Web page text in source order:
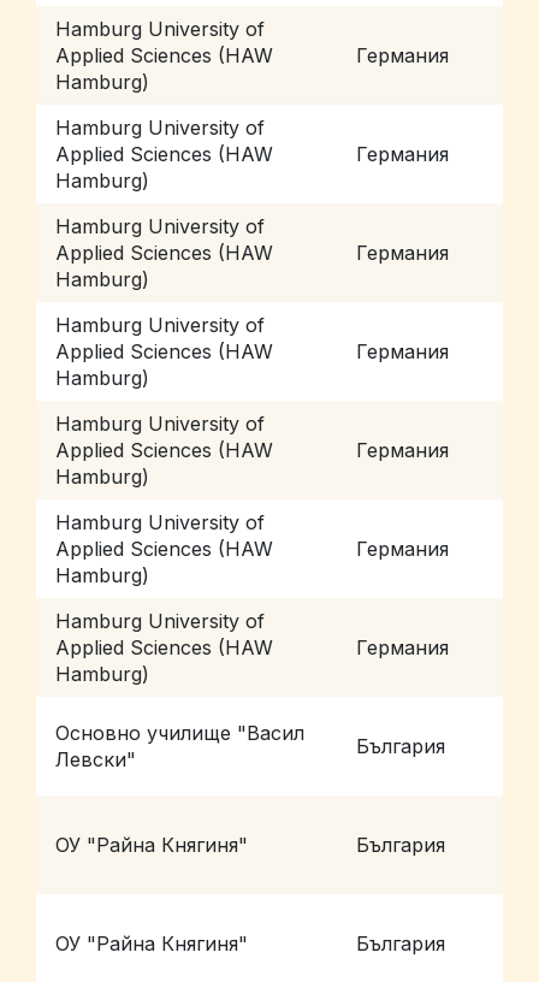
Hamburg University of
Applied Sciences (HAW
Hamburg)
Германия
Hamburg University of
Applied Sciences (HAW
Hamburg)
Германия
Hamburg University of
Applied Sciences (HAW
Hamburg)
Германия
Hamburg University of
Applied Sciences (HAW
Hamburg)
Германия
Hamburg University of
Applied Sciences (HAW
Hamburg)
Германия
Hamburg University of
Applied Sciences (HAW
Hamburg)
Германия
Hamburg University of
Applied Sciences (HAW
Hamburg)
Германия
Основно училище "Васил
Левски"
България
ОУ "Райна Княгиня" България
ОУ "Райна Княгиня" България